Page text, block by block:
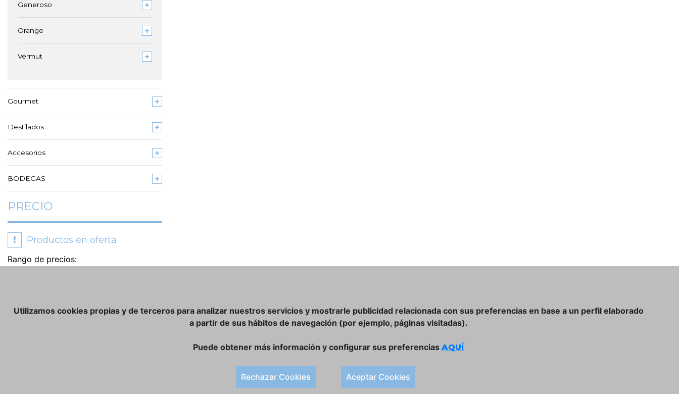
Generoso
Orange
Vermut
Gourmet
Destilados
Accesorios
BODEGAS
PRECIO
! Productos en oferta
Rango de precios:
TIENDA ONLINE: DÓNDE ESTAMOS
ULISSES BAR, S.L.
Plaça de la Llibertat, 22, 07760 Ciutadella
Utilizamos cookies propias y de terceros para analizar nuestros servicios y mostrarle publicidad relacionada con sus preferencias en base a un perfil elaborado
a partir de sus hábitos de navegación (por ejemplo, páginas visitadas).
Puede obtener más información y configurar sus preferencias AQUÍ
Rechazar Cookies Aceptar Cookies